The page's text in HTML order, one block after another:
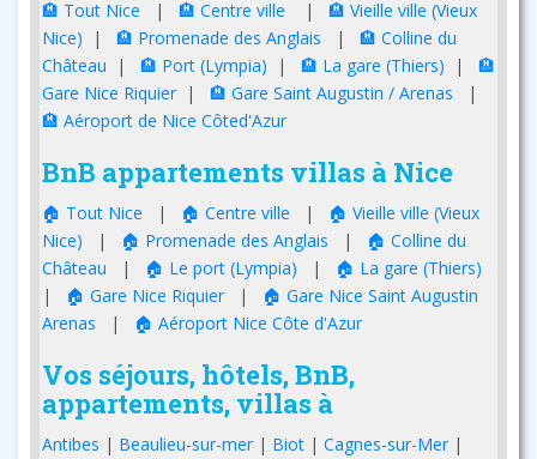
🏨 Tout Nice | 🏨 Centre ville | 🏨 Vieille ville (Vieux
Nice) | 🏨 Promenade des Anglais | 🏨 Colline du
Château | 🏨 Port (Lympia) | 🏨 La gare (Thiers) | 🏨
Gare Nice Riquier | 🏨 Gare Saint Augustin / Arenas |
🏨 Aéroport de Nice Côted'Azur
BnB appartements villas à Nice
🏠 Tout Nice | 🏠 Centre ville |
🏠 Vieille ville (Vieux
Nice) | 🏠 Promenade des Anglais |
🏠 Colline du
Château | 🏠 Le port (Lympia) |
🏠 La gare (Thiers)
|
🏠 Gare Nice Riquier |
🏠 Gare Nice Saint Augustin
Arenas | 🏠 Aéroport Nice Côte d'Azur
Vos séjours, hôtels, BnB,
appartements, villas à
Antibes | Beaulieu-sur-mer | Biot | Cagnes-sur-Mer |